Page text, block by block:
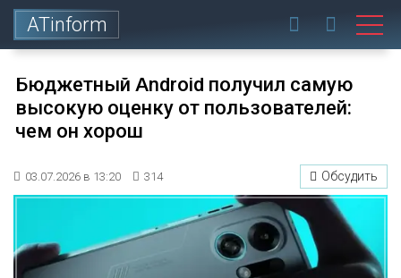
ATinform
Бюджетный Android получил самую
высокую оценку от пользователей:
чем он хорош
03.07.2026 в 13:20 314 Обсудить